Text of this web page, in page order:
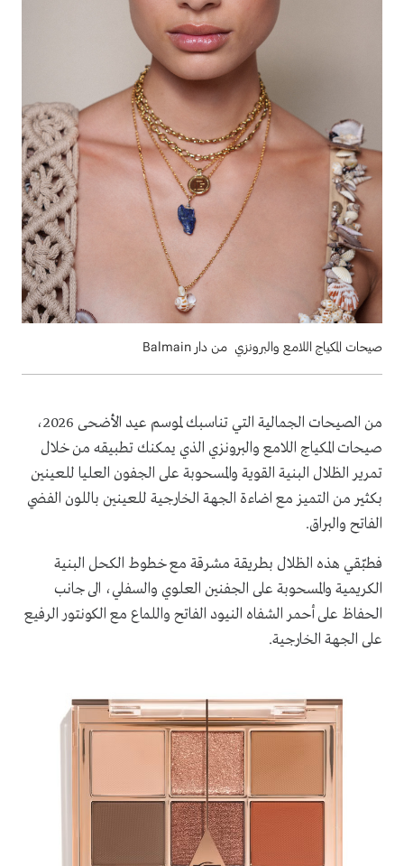
صيحات المكياج اللامع والبرونزي من دار Balmain
من الصيحات الجمالية التي تناسبك لموسم عيد الأضحى 2026،
صيحات المكياج اللامع والبرونزي الذي يمكنك تطبيقه من خلال
تمرير الظلال البنية القوية والمسحوبة على الجفون العليا للعينين
بكثير من التميز مع اضاءة الجهة الخارجية للعينين باللون الفضي
الفاتح والبراق.
فطبّقي هذه الظلال بطريقة مشرقة مع خطوط الكحل البنية
الكريمية والمسحوبة على الجفنين العلوي والسفلي، الى جانب
الحفاظ على أحمر الشفاه النيود الفاتح واللماع مع الكونتور الرفيع
على الجهة الخارجية.